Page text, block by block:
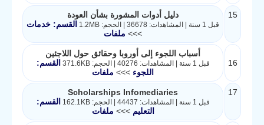
15 ​دليل أدوات المشورة بشأن العودة​
قبل 1 سنة | المشاهدات: 36678 | الحجم: 1.2MB
القسم: خدمات
>>> ملفات
16
أسباب اللجوء إلى أوروبا وحقائق حول اللاجئين
قبل 1 سنة | المشاهدات: 40276 | الحجم: 371.6KB
القسم:
اللجوء >>> ملفات
17
Scholarships Infomediaries
قبل 1 سنة | المشاهدات: 44437 | الحجم: 162.1KB
القسم:
التعليم>>> ملفات